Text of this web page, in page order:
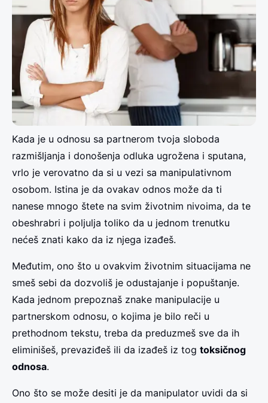
Kada je u odnosu sa partnerom tvoja sloboda
razmišljanja i donošenja odluka ugrožena i sputana,
vrlo je verovatno da si u vezi sa manipulativnom
osobom. Istina je da ovakav odnos može da ti
nanese mnogo štete na svim životnim nivoima, da te
obeshrabri i poljulja toliko da u jednom trenutku
nećeš znati kako da iz njega izađeš.
Međutim, ono što u ovakvim životnim situacijama ne
smeš sebi da dozvoliš je odustajanje i popuštanje.
Kada jednom prepoznaš znake manipulacije u
partnerskom odnosu, o kojima je bilo reči u
prethodnom tekstu, treba da preduzmeš sve da ih
eliminišeš, prevaziđeš ili da izađeš iz tog toksičnog
odnosa.
Ono što se može desiti je da manipulator uvidi da si